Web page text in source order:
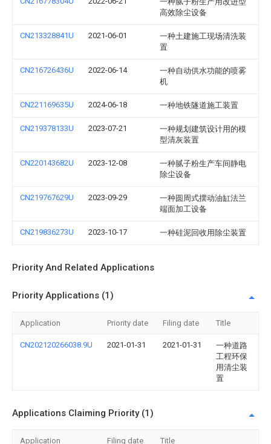
高效除尘设备
CN213328841U 2021-06-01
一种土建施工现场清洗装
置
CN216726436U 2022-06-14
一种自动供水功能的喷雾
机
CN221169635U 2024-06-18 一种地铁隧道施工装置
CN219378133U 2023-07-21
一种规划建筑设计用的模
型清灰装置
CN220143682U 2023-12-08
一种腻子粉生产车间静电
除尘设备
CN219767629U 2023-09-29
一种圆周式摆动油缸法兰
端面加工设备
CN219836273U 2023-10-17 一种硅泥回收用除尘装置
Priority And Related Applications
Priority Applications (1)
Application Priority date Filing date Title
CN202120266038.9U 2021-01-31 2021-01-31
一种道路
工程环保
用清尘装
置
Applications Claiming Priority (1)
Application Filing date Title